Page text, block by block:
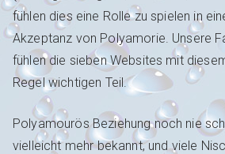
fühlen dies eine Rolle zu spielen in
Akzeptanz von Polyamorie. Unsere
fühlen die sieben Websites mit
Regel wichtigen Teil.
Polyamourös Beziehung noch nie
vielleicht mehr bekannt, und viele